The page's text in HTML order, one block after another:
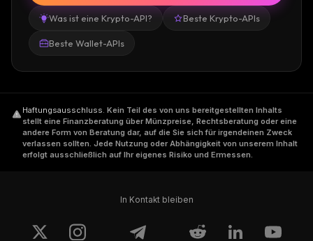
Was ist eine Krypto-API? Beste Krypto-APIs
Beste Wallet-APIs
Haftungsausschluss. Kein Teil des von uns bereitgestellten Inhalts
stellt eine Finanzberatung über Münzpreise, Rechtsberatung oder eine
andere Form von Beratung dar, auf die Sie sich für irgendeinen Zweck
verlassen sollten. Jede Nutzung oder Abhängigkeit von unserem Inhalt
erfolgt ausschließlich auf Ihr eigenes Risiko und Ermessen.
In Kontakt bleiben